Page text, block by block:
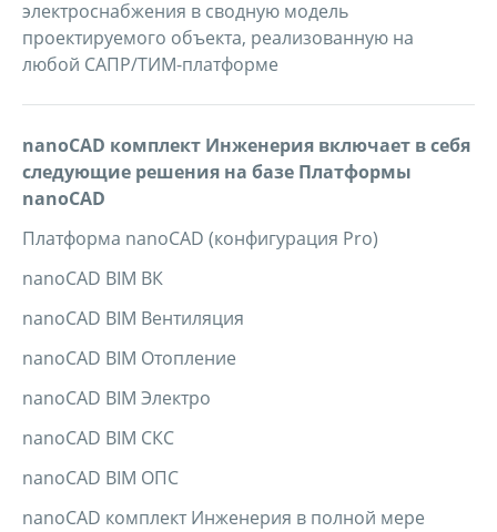
электроснабжения в сводную модель
проектируемого объекта, реализованную на
любой САПР/ТИМ-платформе
nanoCAD комплект Инженерия включает в себя
следующие решения на базе Платформы
nanoCAD
Платформа nanoCAD (конфигурация Pro)
nanoCAD BIM ВК
nanoCAD BIM Вентиляция
nanoCAD BIM Отопление
nanoCAD BIM Электро
nanoCAD BIM СКС
nanoCAD BIM ОПС
nanoCAD комплект Инженерия в полной мере